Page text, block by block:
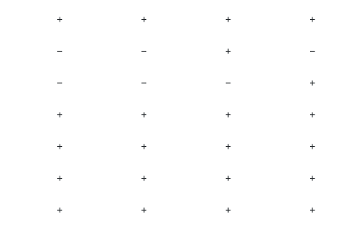
+
+ +
+
-
- +
-
-
- -
+
+
+ +
+
+
+ +
+
+
+ +
+
+
+ +
+